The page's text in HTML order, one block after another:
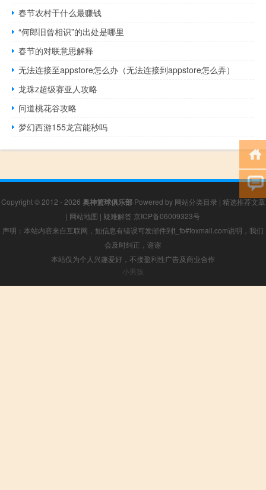
春节农村干什么最赚钱
“何郎旧曾相识”的出处是哪里
春节的对联意思解释
无法连接至appstore怎么办（无法连接到appstore怎么弄）
龙珠z超级赛亚人攻略
问道桃花谷攻略
梦幻西游155龙宫能秒吗
Copyright © 2012 - 2026 奥神篮球俱乐部Powered by 网站分类目录 | 精选推荐文章
| 网站地图 | 疑难解答 京ICP备06009323号
声明：本站内容来自互联网，如信息有错误可发邮件到f_fb#foxmail.com说明，我们
会及时纠正，谢谢
本站仅为个人兴趣爱好，不接盈利性广告及商业合作
小男孩